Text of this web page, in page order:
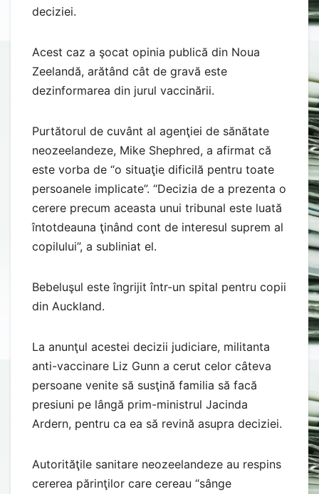
deciziei.
Acest caz a şocat opinia publică din Noua
Zeelandă, arătând cât de gravă este
dezinformarea din jurul vaccinării.
Purtătorul de cuvânt al agenţiei de sănătate
neozeelandeze, Mike Shephred, a afirmat că
este vorba de “o situaţie dificilă pentru toate
persoanele implicate”. “Decizia de a prezenta o
cerere precum aceasta unui tribunal este luată
întotdeauna ţinând cont de interesul suprem al
copilului”, a subliniat el.
Bebeluşul este îngrijit într-un spital pentru copii
din Auckland.
La anunţul acestei decizii judiciare, militanta
anti-vaccinare Liz Gunn a cerut celor câteva
persoane venite să susţină familia să facă
presiuni pe lângă prim-ministrul Jacinda
Ardern, pentru ca ea să revină asupra deciziei.
Autorităţile sanitare neozeelandeze au respins
cererea părinţilor care cereau “sânge